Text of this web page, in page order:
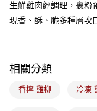
ATM付款
冷凍7-11取貨(5kg以內
生鮮雞肉經調理，裹粉
現香、酥、脆多種層次
相關分類
香檸 雞柳 冷凍